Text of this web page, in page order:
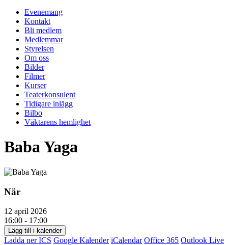
Evenemang
Kontakt
Bli medlem
Medlemmar
Styrelsen
Om oss
Bilder
Filmer
Kurser
Teaterkonsulent
Tidigare inlägg
Bilbo
Väktarens hemlighet
Baba Yaga
När
12 april 2026
16:00 - 17:00
Lägg till i kalender
Ladda ner ICS Google Kalender iCalendar Office 365 Outlook Live